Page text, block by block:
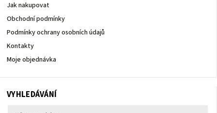
Jak nakupovat
Obchodní podmínky
Podmínky ochrany osobních údajů
Kontakty
Moje objednávka
VYHLEDÁVÁNÍ